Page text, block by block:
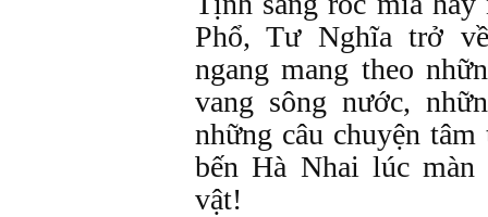
Phổ, Tư Nghĩa trở
ngang mang theo
vang sông nước,
những câu chuyện
bến Hà Nhai lúc màn
vật!